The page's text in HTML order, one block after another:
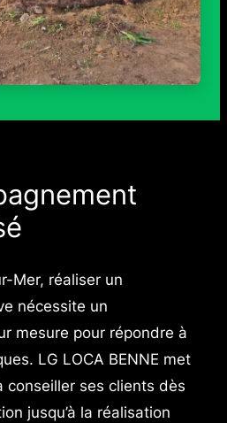
Mer, réaliser un
nécessite un
mesure pour répondre à
LG LOCA BENNE met
conseiller ses clients dès
jusqu’à la réalisation